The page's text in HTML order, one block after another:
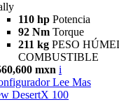
110 hp Potencia
92 Nm Torque
211 kg PESO
COMBUSTIBLE
mxn i
Lee Mas
DesertX 100